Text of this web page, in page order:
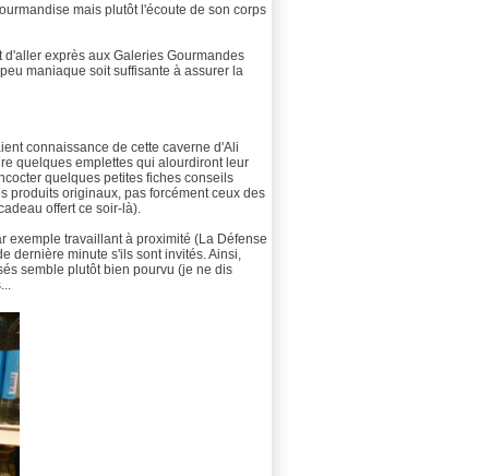
mais plutôt l'écoute de son corps
exprès aux Galeries Gourmandes
maniaque soit suffisante à assurer la
connaissance de cette caverne d'Ali
quelques emplettes qui alourdiront leur
quelques petites fiches conseils
produits originaux, pas forcément ceux des
offert ce soir-là).
exemple travaillant à proximité (La Défense
dernière minute s'ils sont invités. Ainsi,
semble plutôt bien pourvu (je ne dis